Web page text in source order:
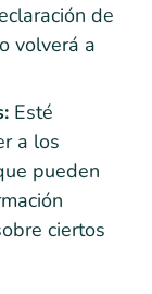
de
volverá a
Esté
a los
pueden
ciertos